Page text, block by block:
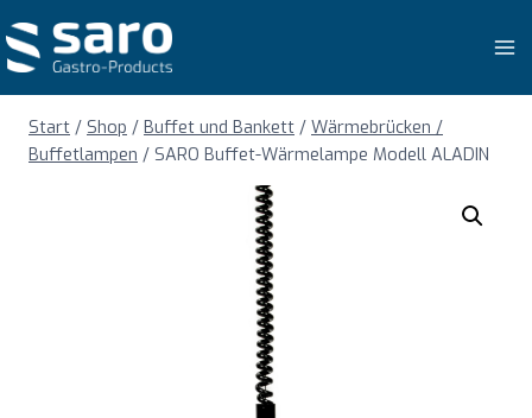
Inhalt
springen
Start / Shop / Buffet und Bankett / Wärmebrücken /
Buffetlampen / SARO Buffet-Wärmelampe Modell ALADIN